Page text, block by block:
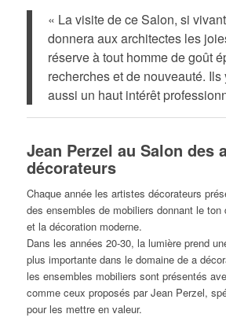
« La visite de ce Salon, si
donnera aux architectes les
réserve à tout homme de goût
recherches et de nouveauté. Ils
aussi un haut intérêt
Jean Perzel au Salon des
décorateurs
Chaque année les artistes décorateurs
des ensembles de mobiliers donnant le ton
et la décoration moderne.
Dans les années 20-30, la lumière prend
plus importante dans le domaine de a
les ensembles mobiliers sont présentés
comme ceux proposés par Jean Perzel,
pour les mettre en valeur.